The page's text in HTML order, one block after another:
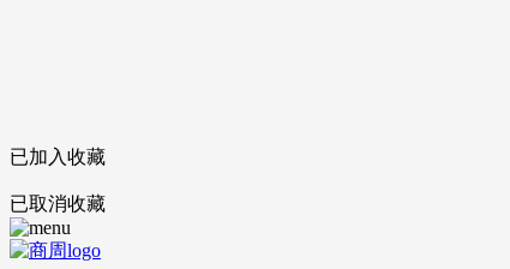
已加入收藏
已取消收藏